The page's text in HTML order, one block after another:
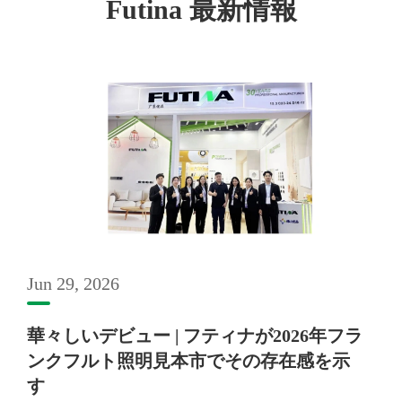
Futina 最新情報
Jun 29, 2026
華々しいデビュー | フティナが2026年フラ
ンクフルト照明見本市でその存在感を示
す